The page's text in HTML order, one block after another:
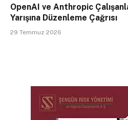
OpenAI ve Anthropic
Yarışına Düzenleme Çağrısı
29 Temmuz 2026